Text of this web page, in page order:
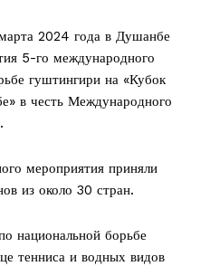
2024 года в Душанбе
5-го международного
гуштингири на «Кубок
в честь Международного
мероприятия приняли
из около 30 стран.
национальной борьбе
тенниса и водных видов